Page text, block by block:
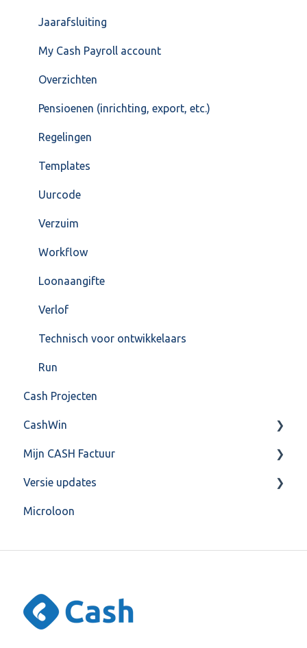
Jaarafsluiting
My Cash Payroll account
Overzichten
Pensioenen (inrichting, export, etc.)
Regelingen
Templates
Uurcode
Verzuim
Workflow
Loonaangifte
Verlof
Technisch voor ontwikkelaars
Run
Cash Projecten
CashWin
Overig
Mijn CASH Factuur
Facturatie Loonportal( CASH Lonen)
Mijn CASH factuur
Versie updates
CashWeb updates 2025
Microloon